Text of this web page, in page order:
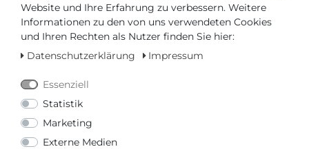
Website und Ihre Erfahrung zu verbessern. Weitere
Informationen zu den von uns verwendeten Cookies
und Ihren Rechten als Nutzer finden Sie hier:
Datenschutzerklärung
Impressum
Essenziell
Statistik
Marketing
Externe Medien